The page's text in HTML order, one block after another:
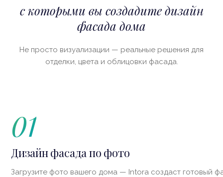
с которыми вы создадите дизайн
фасада дома
Не просто визуализации — реальные решения для
отделки, цвета и облицовки фасада.
01
Дизайн фасада по фото
Загрузите фото вашего дома — Intora создаст готовый